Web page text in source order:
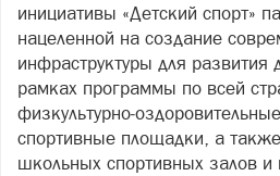
инициативы «Детский спорт»
нацеленной на создание
инфраструктуры для
рамках программы по всей
спортивные площадки, а
школьных спортивных залов